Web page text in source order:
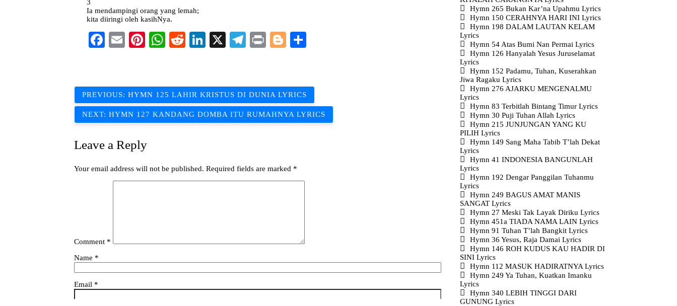
3
Ia mendampingi orang yang lemah;
kita diiringi oleh kasihNya.
Facebook
EmailPinterest
WhatsApp
RedditLinkedIn
X Telegram
PrintBlogger
Post
navigation
PREVIOUS: HYMN 125 LAHIR KRISTUS DI DUNIA LYRICS
NEXT: HYMN 127 KANDANG DOMBA ITU RUMAHNYA LYRICS
Leave a Reply
Your email address will not be published. Required fields are marked *
Comment *
Name *
Email *
Hymn 265 Bukan Kar’na Upahmu Lyrics
Hymn 150 CERAHNYA HARI INI Lyrics
Hymn 198 DALAM LAUTAN KELAM
Lyrics
Hymn 54 Atas Bumi Nan Permai Lyrics
Hymn 126 Hanyalah Yesus Juruselamat
Lyrics
Hymn 152 Padamu, Tuhan, Kuserahkan
Jiwa Ragaku Lyrics
Hymn 276 AJARKU MENGENALMU
Lyrics
Hymn 83 Terbitlah Bintang Timur Lyrics
Hymn 30 Puji Tuhan Allah Lyrics
Hymn 215 JUNJUNGAN YANG KU
PILIH Lyrics
Hymn 149 Sang Maha Tabib T’lah Dekat
Lyrics
Hymn 41 INDONESIA BANGUNLAH
Lyrics
Hymn 192 Dengar Panggilan Tuhanmu
Lyrics
Hymn 249 BAGUS AMAT MANIS
SANGAT Lyrics
Hymn 27 Meski Tak Layak Diriku Lyrics
Hymn 451a TIADA NAMA LAIN Lyrics
Hymn 91 Tuhan T’lah Bangkit Lyrics
Hymn 36 Yesus, Raja Damai Lyrics
Hymn 146 ROH KUDUS KAU HADIR DI
SINI Lyrics
Hymn 112 MASUK HADIRATNYA Lyrics
Hymn 249 Ya Tuhan, Kuatkan Imanku
Lyrics
Hymn 340 LEBIH TINGGI DARI
GUNUNG Lyrics